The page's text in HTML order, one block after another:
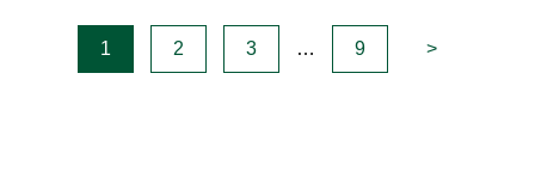
1 2 3 … 9 >